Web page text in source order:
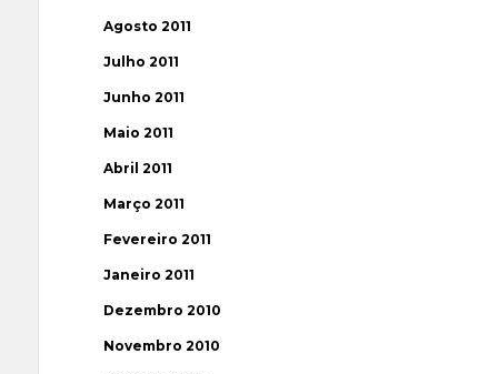
Agosto 2011
Julho 2011
Junho 2011
Maio 2011
Abril 2011
Março 2011
Fevereiro 2011
Janeiro 2011
Dezembro 2010
Novembro 2010